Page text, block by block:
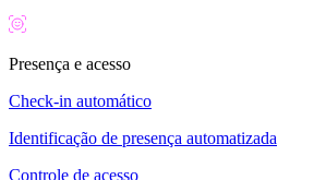
Presença e acesso
Check-in automático
Identificação de presença automatizada
Controle de acesso